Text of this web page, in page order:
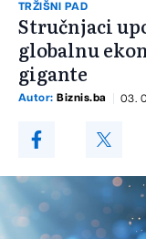
TRŽIŠNI PAD
Stručnjaci
globalnu
gigante
Autor: Biznis.ba 03.